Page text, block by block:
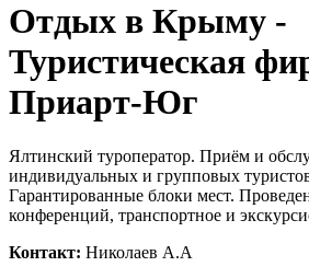
Отдых в Крыму -
Туристическая
Приарт-Юг
Ялтинский туроператор. Приём и
индивидуальных и групповых
Гарантированные блоки мест.
конференций, транспортное и
Контакт: Николаев А.А